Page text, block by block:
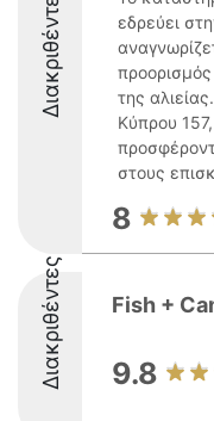
Διακριθέντες
εδρεύει
προορισμός
της
Κύπρου
στους
8
Διακριθέντες Fish +
9.8